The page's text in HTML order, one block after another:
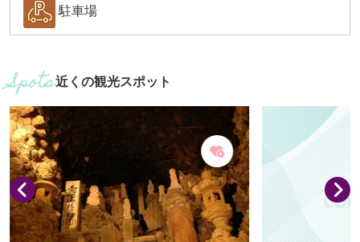
駐車場
近くの観光スポット